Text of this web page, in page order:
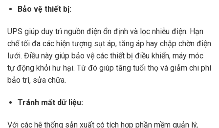
Bảo vệ thiết bị:
UPS giúp duy trì nguồn điện ổn định và lọc nhiễu điện. Hạn
chế tối đa các hiện tượng sụt áp, tăng áp hay chập chờn điện
lưới. Điều này giúp bảo vệ các thiết bị điều khiển, máy móc
tự động khỏi hư hại. Từ đó giúp tăng tuổi thọ và giảm chi phí
bảo trì, sửa chữa.
Tránh mất dữ liệu:
Với các hệ thống sản xuất có tích hợp phần mềm quản lý,